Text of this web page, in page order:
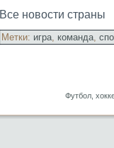
Все новости страны
Метки: игра, команда,
Футбол,